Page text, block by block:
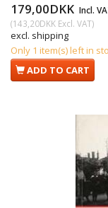
179,00DKK Incl.
(143,20DKK Excl. VAT)
excl. shipping
Only 1 item(s) left in
ADD TO CART